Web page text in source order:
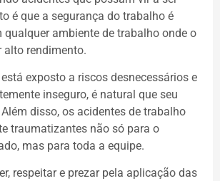
é que a segurança do trabalho é
qualquer ambiente de trabalho onde o
alto rendimento.
exposto a riscos desnecessários e
inseguro, é natural que seu
disso, os acidentes de trabalho
traumatizantes não só para o
mas para toda a equipe.
respeitar e prezar pela aplicação das